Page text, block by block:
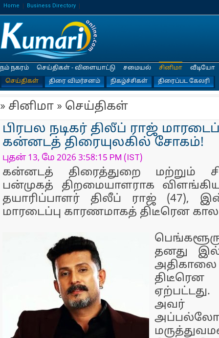
Home Business Directory
நம் நகரம் செய்திகள் - விளையாட்டு சமையல்
சினிமா
செய்திகள்
திரை விமர்சனம் நிகழ்ச்சிகள் திரைப்பட கேலரி
வீடியோ
» சினிமா » செய்திகள்
பிரபல நடிகர் திலீப் ராஜ்
கன்னடத் திரையுலகில் சோகம்!
புதன் 13, மே 2026 3:58:15 PM (IST)
கன்னடத் திரைத்துறை மற்றும்
பன்முகத் திறமையாளராக
தயாரிப்பாளர் திலீப் ராஜ் (47),
மாரடைப்பு காரணமாகத் திடீரென
தனது
அதிகாலை
அவர்
அப்பல்லோ